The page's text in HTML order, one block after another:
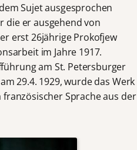
Sujet ausgesprochen
die er ausgehend von
erst 26jährige Prokofjew
im Jahre 1917.
am St. Petersburger
29.4. 1929, wurde das Werk
Sprache aus der